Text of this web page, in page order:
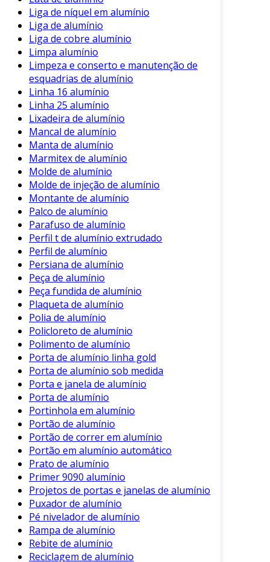
reduzindo custos a longo prazo.
Processo de Fabricação
A fabricação de peças de alumínio pode ser
realizada por diversos processos. Esses incluem
a fundição, onde o alumínio é moldado em
formas desejadas, e a extrusão, que permite a
criação de perfis longos em seções transversais
variáveis.
Esses métodos garantem que as peças
atendam a padrões específicos de qualidade e
durabilidade. Além disso, a tecnologia de
usinagem pode ser utilizada para termos
acabamentos de alta precisão, importantes em
setores como a aeronáutica.
Conclusão
As peças de alumínio oferecem uma
combinação ideal de leveza, resistência e
versatilidade. Esse material tem se mostrado
indispensável em muitos setores,
proporcionando soluções eficientes e
sustentáveis.
Com a capacidade de se reciclar
indefinidamente, o alumínio também
representa uma escolha ecologicamente
correta. Portanto, ao considerar materiais para
a fabricação de peças, o uso de alumínio deve
ser amplamente considerado. Essa opção não
só atende às necessidades funcionais, mas
também se alinha com as demandas
contemporâneas por soluções sustentáveis.
Liga de níquel em alumínio
Liga de alumínio
Liga de cobre alumínio
Limpa alumínio
Limpeza e conserto e manutenção de
esquadrias de alumínio
Linha 16 alumínio
Linha 25 alumínio
Lixadeira de alumínio
Mancal de alumínio
Manta de alumínio
Marmitex de alumínio
Molde de alumínio
Molde de injeção de alumínio
Montante de alumínio
Palco de alumínio
Parafuso de alumínio
Perfil t de alumínio extrudado
Perfil de alumínio
Persiana de alumínio
Peça de alumínio
Peça fundida de alumínio
Plaqueta de alumínio
Polia de alumínio
Policloreto de alumínio
Polimento de alumínio
Porta de alumínio linha gold
Porta de alumínio sob medida
Porta e janela de alumínio
Porta de alumínio
Portinhola em alumínio
Portão de alumínio
Portão de correr em alumínio
Portão em alumínio automático
Prato de alumínio
Primer 9090 alumínio
Projetos de portas e janelas de alumínio
Puxador de alumínio
Pé nivelador de alumínio
Rampa de alumínio
Rebite de alumínio
Reciclagem de alumínio